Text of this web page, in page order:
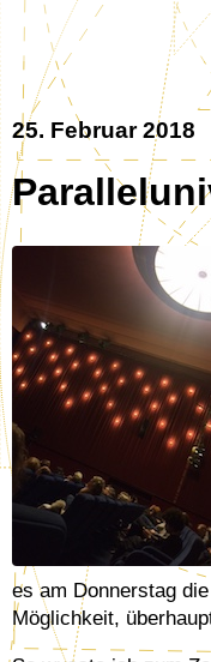
25. Februar 2018
es am Donnerstag
Möglichkeit,